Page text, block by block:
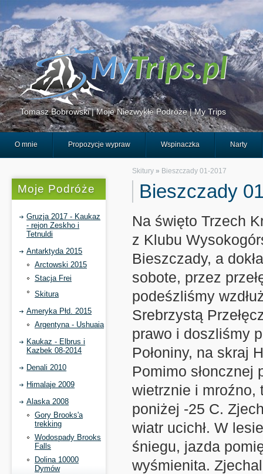
Tomasz Bobrowski | Moje Niezwykłe Podróże | My Trips
O mnie Propozycje wypraw Wspinaczka Narty
Moje Podróże
Gruzja 2017 - Kaukaz
- rejon Zeskho i
Tetnuldi
Antarktyda 2015
Arctowski 2015
Stacja Frei
Skitura
Ameryka Płd. 2015
Argentyna - Ushuaia
Kaukaz - Elbrus i
Kazbek 08-2014
Denali 2010
Himalaje 2009
Alaska 2008
Gory Brooks'a
trekking
Wodospady Brooks
Falls
Dolina 10000
Dymów
Bieszczady
Skitury» Bieszczady 01-2017
Na święto Trzech
z Klubu
Bieszczady, a
sobote, przez
podeśzliśmy
Srebrzystą
prawo i doszliśmy
Połoniny, na skraj
Pomimo słoncznej
wietrznie i mroźno,
poniżej -25 C.
wiatr ucichł. W
śniegu, jazda
wyśmienita.